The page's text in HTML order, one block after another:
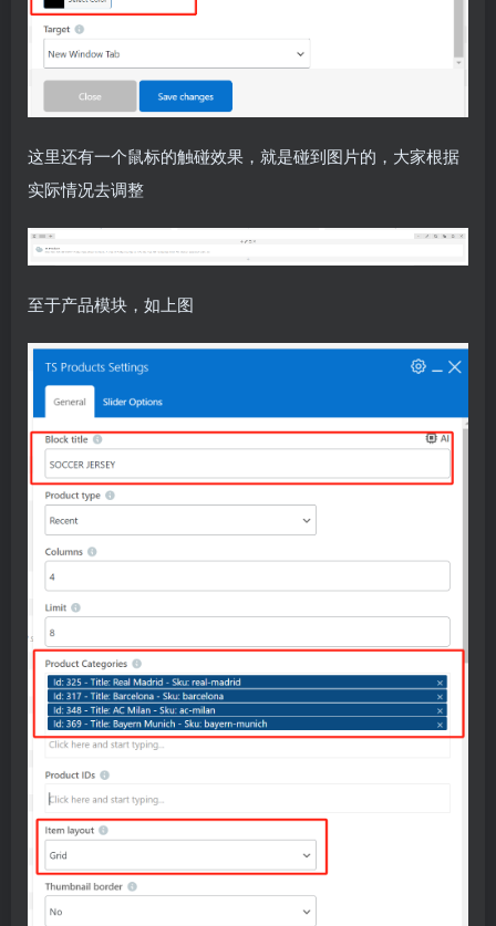
这里还有一个鼠标的触碰效果，就是碰到图片的，大家根据
实际情况去调整
至于产品模块，如上图